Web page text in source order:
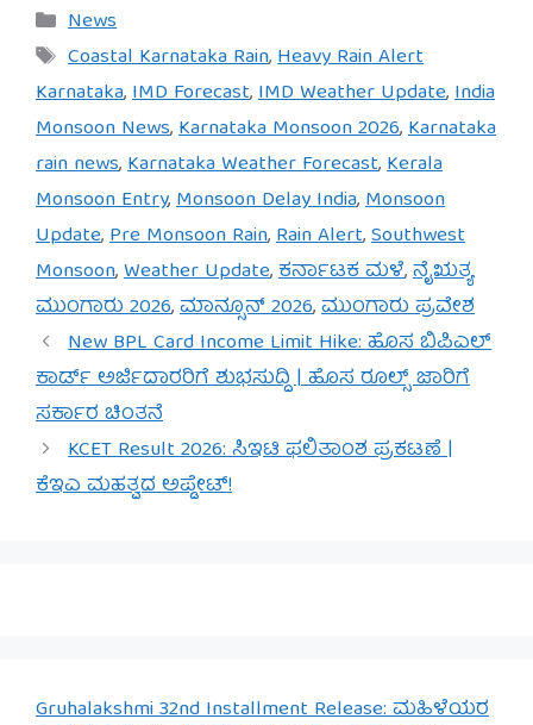
Categories
News
Tags
Coastal Karnataka Rain,Heavy Rain Alert
Karnataka,IMD Forecast,IMD Weather Update,India
Monsoon News,Karnataka Monsoon 2026,Karnataka
rain news,Karnataka Weather Forecast,Kerala
Monsoon Entry,Monsoon Delay India,Monsoon
Update,Pre Monsoon Rain,Rain Alert,Southwest
Monsoon,Weather Update,ಕರ್ನಾಟಕ ಮಳೆ,ನೈಋತ್ಯ
ಮುಂಗಾರು 2026,ಮಾನ್ಸೂನ್ 2026,ಮುಂಗಾರು ಪ್ರವೇಶ
New BPL Card Income Limit Hike: ಹೊಸ ಬಿಪಿಎಲ್
ಕಾರ್ಡ್ ಅರ್ಜಿದಾರರಿಗೆ ಶುಭಸುದ್ದಿ | ಹೊಸ ರೂಲ್ಸ್ ಜಾರಿಗೆ
ಸರ್ಕಾರ ಚಿಂತನೆ
KCET Result 2026: ಸಿಇಟಿ ಫಲಿತಾಂಶ ಪ್ರಕಟಣೆ |
ಕೆಇಎ ಮಹತ್ವದ ಅಪ್ಡೇಟ್!
Gruhalakshmi 32nd Installment Release: ಮಹಿಳೆಯರ